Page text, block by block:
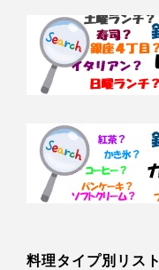
料理タイプ別リスト